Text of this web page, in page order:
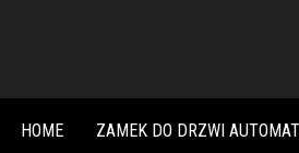
HOME ZAMEK DO DRZWI